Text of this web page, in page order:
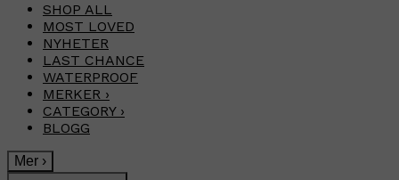
SHOP ALL
MOST LOVED
NYHETER
LAST CHANCE
WATERPROOF
MERKER ›
CATEGORY ›
BLOGG
Mer ›